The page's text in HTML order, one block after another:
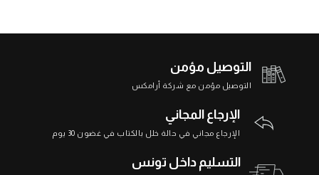
التوصيل مؤمن
التوصيل مؤمن مع شركة أرامكس
الإرجاع المجاني
الإرجاع مجاني في حالة خلل بالكتاب في غضون 30 يوم
التسليم داخل تونس